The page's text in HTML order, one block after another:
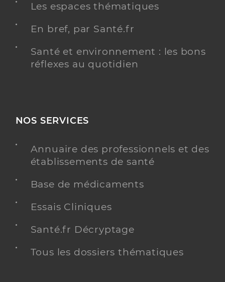
Les espaces thématiques
En bref, par Santé.fr
Santé et environnement : les bons
réflexes au quotidien
NOS SERVICES
Annuaire des professionnels et des
établissements de santé
Base de médicaments
Essais Cliniques
Santé.fr Décryptage
Tous les dossiers thématiques